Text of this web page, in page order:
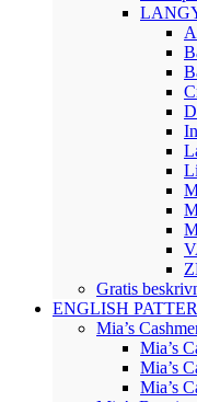
Gratis
ENGLISH
Mia’s
Mia’s
Mia’s
Mia’s